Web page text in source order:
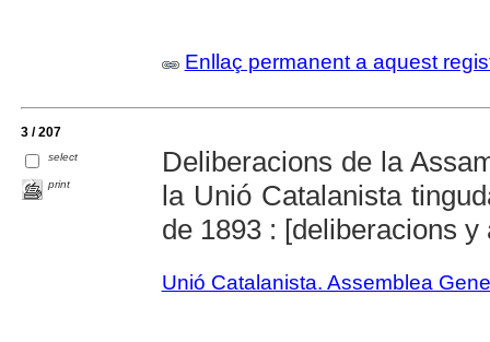
Enllaç permanent a aquest
3 / 207
select
print
Deliberacions de la
la Unió Catalanista
de 1893 : [deliberacions y
Unió Catalanista. Assemblea